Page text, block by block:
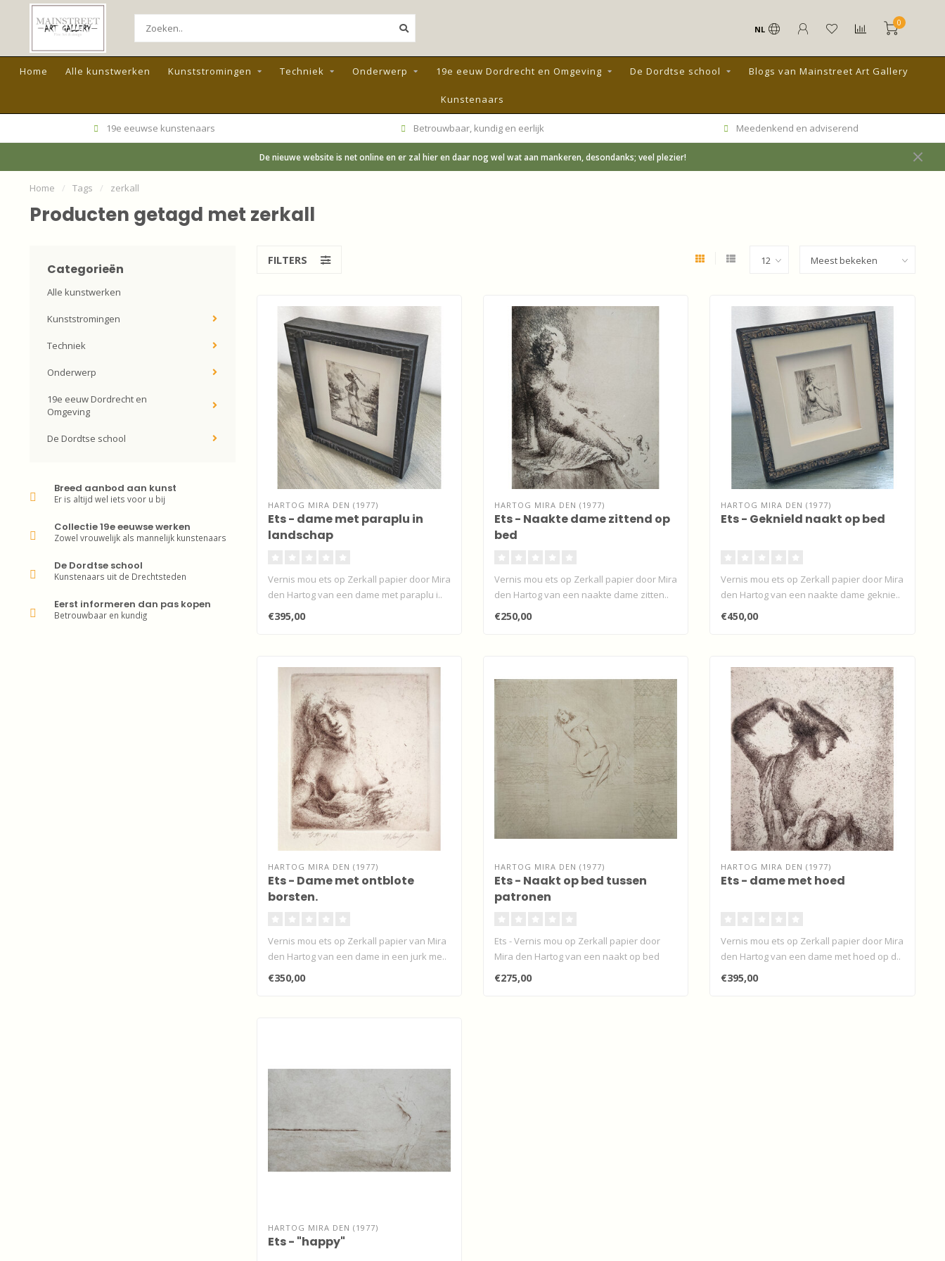
NL
0
Home Alle kunstwerken Kunststromingen Techniek Onderwerp 19e eeuw Dordrecht en Omgeving De Dordtse school Blogs van Mainstreet Art Gallery
Kunstenaars
19e eeuwse kunstenaars Betrouwbaar, kundig en eerlijk Meedenkend en adviserend
De nieuwe website is net online en er zal hier en daar nog wel wat aan mankeren, desondanks; veel plezier!
Home / Tags / zerkall
Producten getagd met zerkall
Categorieën
Alle kunstwerken
Kunststromingen
Techniek
Onderwerp
19e eeuw Dordrecht en
Omgeving
De Dordtse school
Breed aanbod aan kunst
Er is altijd wel iets voor u bij
Collectie 19e eeuwse werken
Zowel vrouwelijk als mannelijk kunstenaars
De Dordtse school
Kunstenaars uit de Drechtsteden
Eerst informeren dan pas kopen
Betrouwbaar en kundig
FILTERS
HARTOG MIRA DEN (1977)
Ets - dame met paraplu in
landschap
Vernis mou ets op Zerkall papier door Mira
den Hartog van een dame met paraplu i..
€395,00
HARTOG MIRA DEN (1977)
Ets - Naakte dame zittend op
bed
Vernis mou ets op Zerkall papier door Mira
den Hartog van een naakte dame zitten..
€250,00
HARTOG MIRA DEN (1977)
Ets - Geknield naakt op bed
Vernis mou ets op Zerkall papier door Mira
den Hartog van een naakte dame geknie..
€450,00
HARTOG MIRA DEN (1977)
Ets - Dame met ontblote
borsten.
Vernis mou ets op Zerkall papier van Mira
den Hartog van een dame in een jurk me..
€350,00
HARTOG MIRA DEN (1977)
Ets - Naakt op bed tussen
patronen
Ets - Vernis mou op Zerkall papier door
Mira den Hartog van een naakt op bed
tus..
€275,00
HARTOG MIRA DEN (1977)
Ets - dame met hoed
Vernis mou ets op Zerkall papier door Mira
den Hartog van een dame met hoed op d..
€395,00
HARTOG MIRA DEN (1977)
Ets - "happy"